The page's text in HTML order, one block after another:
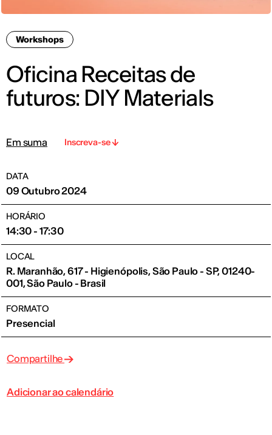
Workshops
Oficina Receitas de
futuros: DIY Materials
Em suma Inscreva-se
DATA
09 Outubro 2024
HORÁRIO
14:30 - 17:30
LOCAL
R. Maranhão, 617 - Higienópolis, São Paulo - SP, 01240-
001, São Paulo - Brasil
FORMATO
Presencial
Compartilhe
Adicionar ao calendário